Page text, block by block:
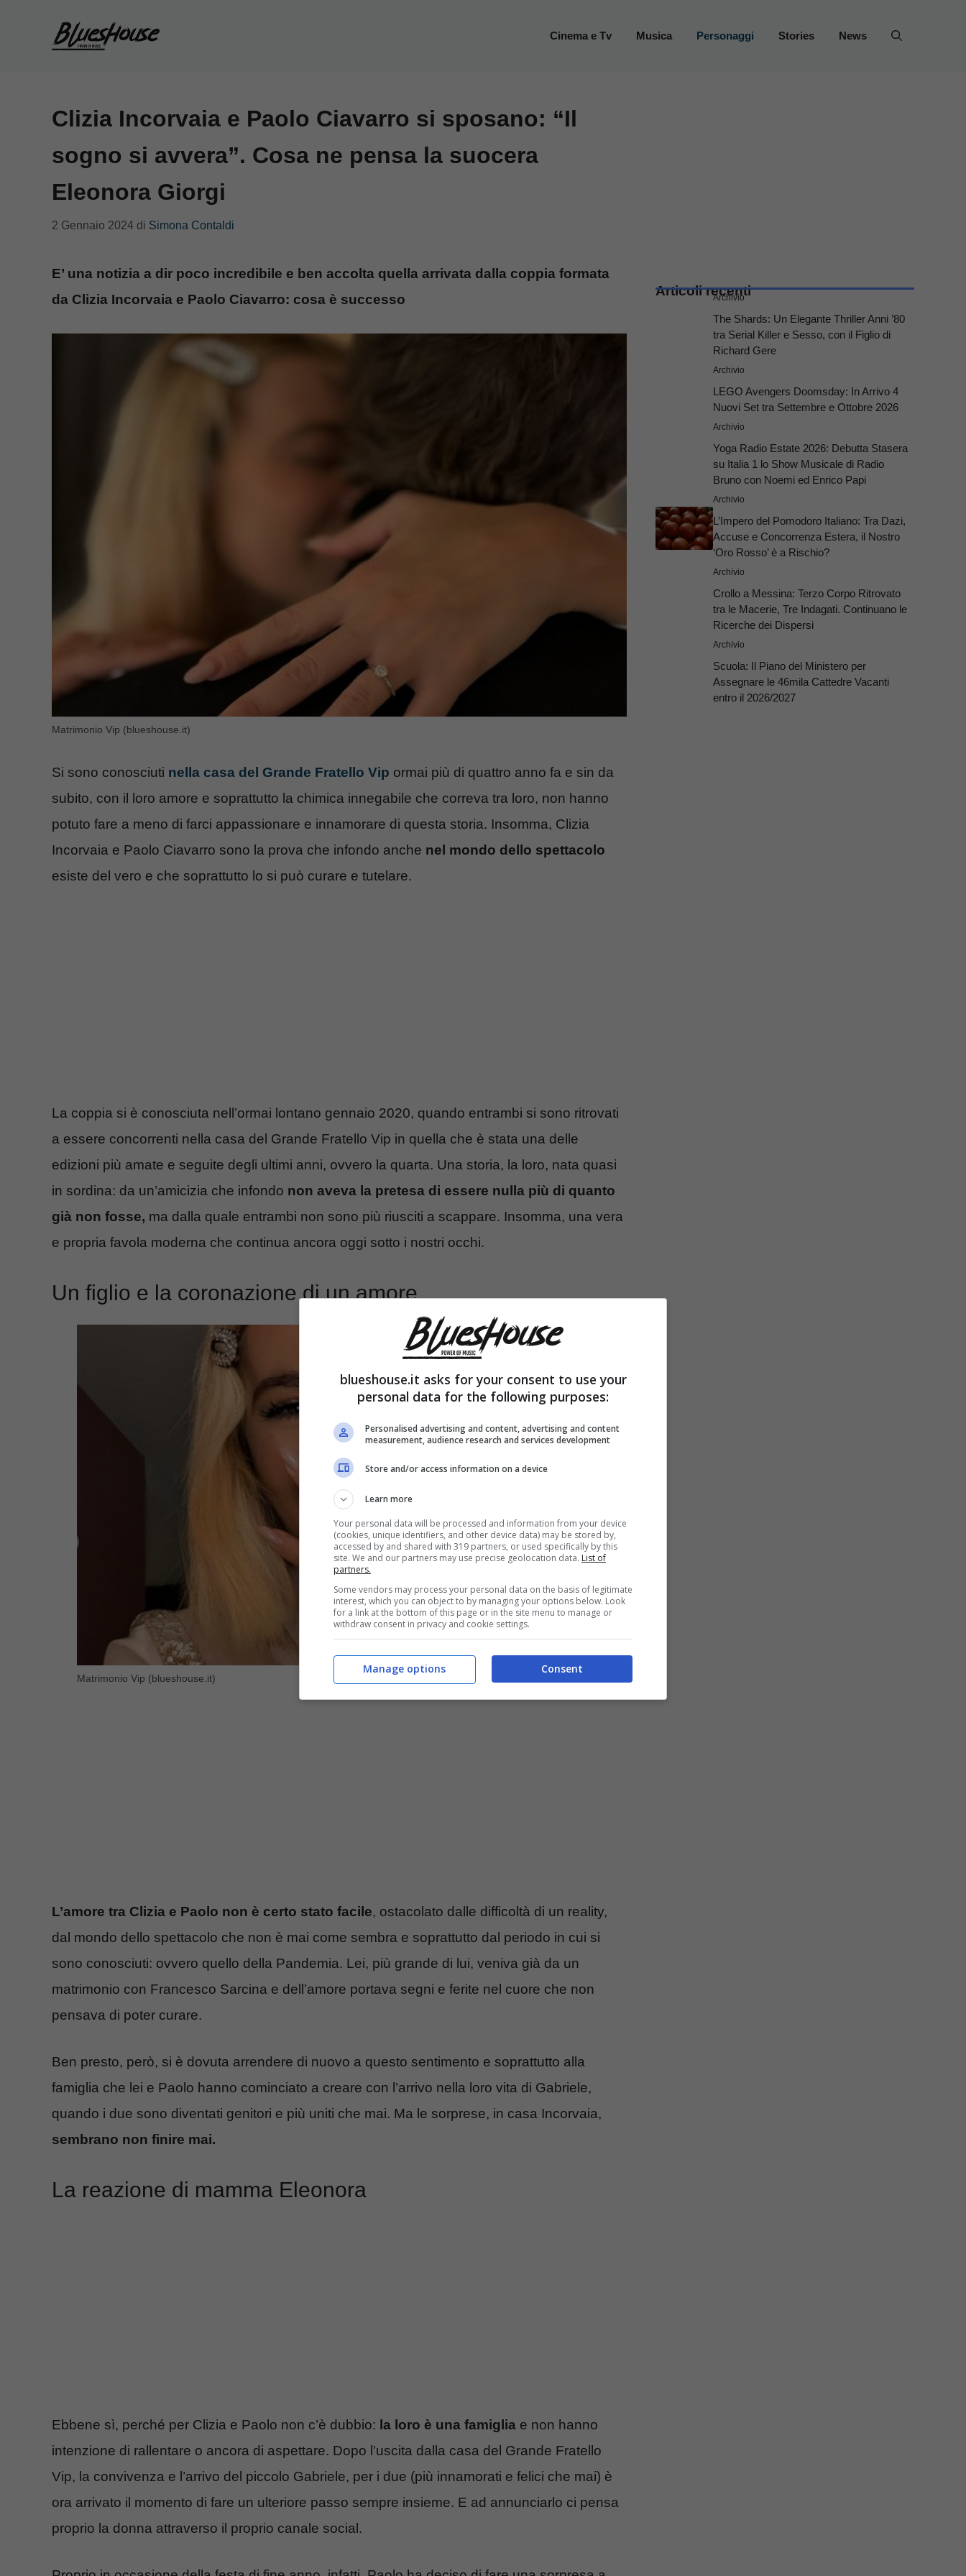
Cinema e Tv Musica Personaggi Stories News
Clizia Incorvaia e Paolo Ciavarro si sposano: “Il
sogno si avvera”. Cosa ne pensa la suocera
Eleonora Giorgi
2 Gennaio 2024 di Simona Contaldi
E’ una notizia a dir poco incredibile e ben accolta quella arrivata dalla coppia formata
da Clizia Incorvaia e Paolo Ciavarro: cosa è successo
Matrimonio Vip (blueshouse.it)
Si sono conosciuti nella casa del Grande Fratello Vip ormai più di quattro anno fa e sin da
subito, con il loro amore e soprattutto la chimica innegabile che correva tra loro, non hanno
potuto fare a meno di farci appassionare e innamorare di questa storia. Insomma, Clizia
Incorvaia e Paolo Ciavarro sono la prova che infondo anche nel mondo dello spettacolo
esiste del vero e che soprattutto lo si può curare e tutelare.
La coppia si è conosciuta nell’ormai lontano gennaio 2020, quando entrambi si sono ritrovati
a essere concorrenti nella casa del Grande Fratello Vip in quella che è stata una delle
edizioni più amate e seguite degli ultimi anni, ovvero la quarta. Una storia, la loro, nata quasi
in sordina: da un’amicizia che infondo non aveva la pretesa di essere nulla più di quanto
già non fosse, ma dalla quale entrambi non sono più riusciti a scappare. Insomma, una vera
e propria favola moderna che continua ancora oggi sotto i nostri occhi.
Un figlio e la coronazione di un amore
Matrimonio Vip (blueshouse.it)
L’amore tra Clizia e Paolo non è certo stato facile, ostacolato dalle difficoltà di un reality,
dal mondo dello spettacolo che non è mai come sembra e soprattutto dal periodo in cui si
sono conosciuti: ovvero quello della Pandemia. Lei, più grande di lui, veniva già da un
matrimonio con Francesco Sarcina e dell’amore portava segni e ferite nel cuore che non
pensava di poter curare.
Ben presto, però, si è dovuta arrendere di nuovo a questo sentimento e soprattutto alla
famiglia che lei e Paolo hanno cominciato a creare con l’arrivo nella loro vita di Gabriele,
quando i due sono diventati genitori e più uniti che mai. Ma le sorprese, in casa Incorvaia,
sembrano non finire mai.
La reazione di mamma Eleonora
Ebbene sì, perché per Clizia e Paolo non c’è dubbio: la loro è una famiglia e non hanno
intenzione di rallentare o ancora di aspettare. Dopo l’uscita dalla casa del Grande Fratello
Vip, la convivenza e l’arrivo del piccolo Gabriele, per i due (più innamorati e felici che mai) è
ora arrivato il momento di fare un ulteriore passo sempre insieme. E ad annunciarlo ci pensa
proprio la donna attraverso il proprio canale social.
Articoli recenti
Archivio
The Shards: Un Elegante Thriller Anni ’80
tra Serial Killer e Sesso, con il Figlio di
Richard Gere
Archivio
LEGO Avengers Doomsday: In Arrivo 4
Nuovi Set tra Settembre e Ottobre 2026
Archivio
Yoga Radio Estate 2026: Debutta Stasera
su Italia 1 lo Show Musicale di Radio
Bruno con Noemi ed Enrico Papi
Archivio
L’Impero del Pomodoro Italiano: Tra Dazi,
Accuse e Concorrenza Estera, il Nostro
‘Oro Rosso’ è a Rischio?
Archivio
Crollo a Messina: Terzo Corpo Ritrovato
tra le Macerie, Tre Indagati. Continuano le
Ricerche dei Dispersi
Archivio
Scuola: Il Piano del Ministero per
Assegnare le 46mila Cattedre Vacanti
entro il 2026/2027
blueshouse.it asks for your consent to use your
personal data for the following purposes:
Personalised advertising and content, advertising and content
measurement, audience research and services development
Store and/or access information on a device
Learn more
Your personal data will be processed and information from your device
(cookies, unique identifiers, and other device data) may be stored by,
accessed by and shared with 319 partners, or used specifically by this
site. We and our partners may use precise geolocation data. List of
partners.
Some vendors may process your personal data on the basis of legitimate
interest, which you can object to by managing your options below. Look
for a link at the bottom of this page or in the site menu to manage or
withdraw consent in privacy and cookie settings.
Consent
Manage options